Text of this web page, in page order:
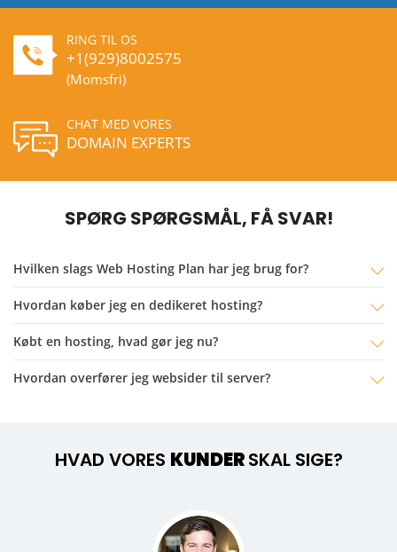
RING TIL OS
+1(929)8002575
(Momsfri)
CHAT MED VORES
DOMAIN EXPERTS
SPØRG SPØRGSMÅL, FÅ SVAR!
Hvilken slags Web Hosting Plan har jeg brug for?
Hvordan køber jeg en dedikeret hosting?
købt en hosting, hvad gør jeg nu?
Hvordan overfører jeg websider til server?
HVAD VORES KUNDERSKAL SIGE?